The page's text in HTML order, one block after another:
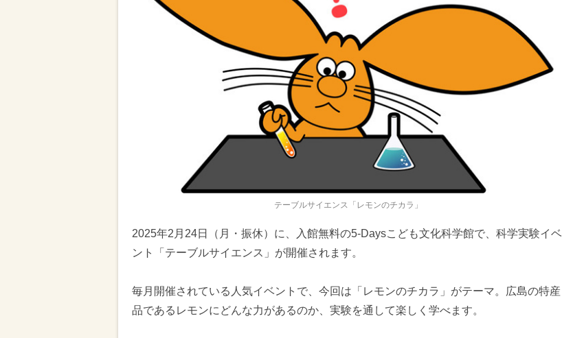
テーブルサイエンス「レモンのチカラ」
2025年2月24日（月・振休）に、入館無料の5-Daysこども文化科学館で、科学実験イベ
ント「テーブルサイエンス」が開催されます。
毎月開催されている人気イベントで、今回は「レモンのチカラ」がテーマ。広島の特産
品であるレモンにどんな力があるのか、実験を通して楽しく学べます。